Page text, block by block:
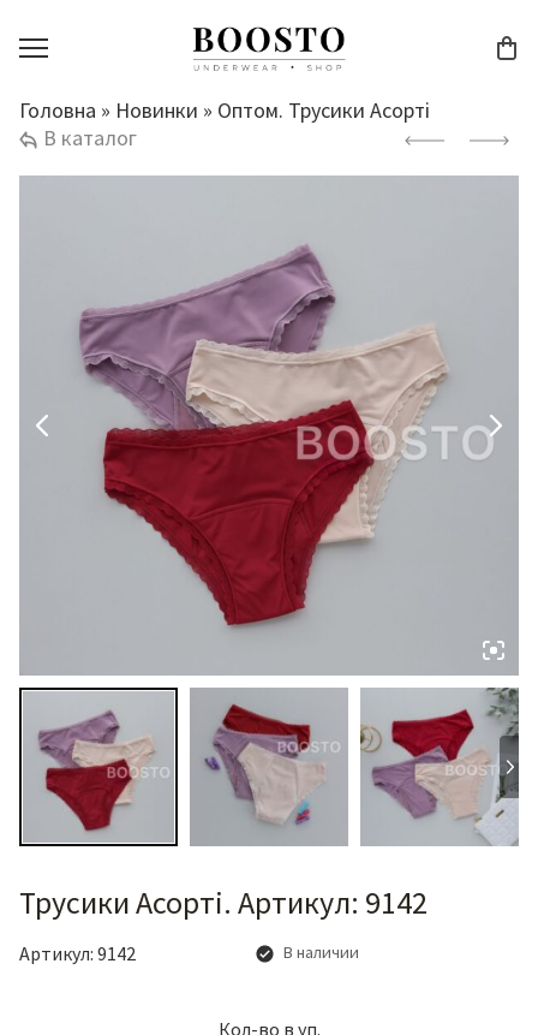
Головна » Новинки » Оптом. Трусики Асорті
В каталог
Трусики Асорті. Артикул: 9142
Артикул: 9142 В наличии
Кол-во в уп.